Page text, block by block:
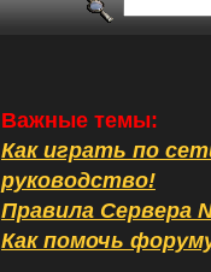
Важные темы:
Как играть по
руководство!
Правила Сервера
Как помочь